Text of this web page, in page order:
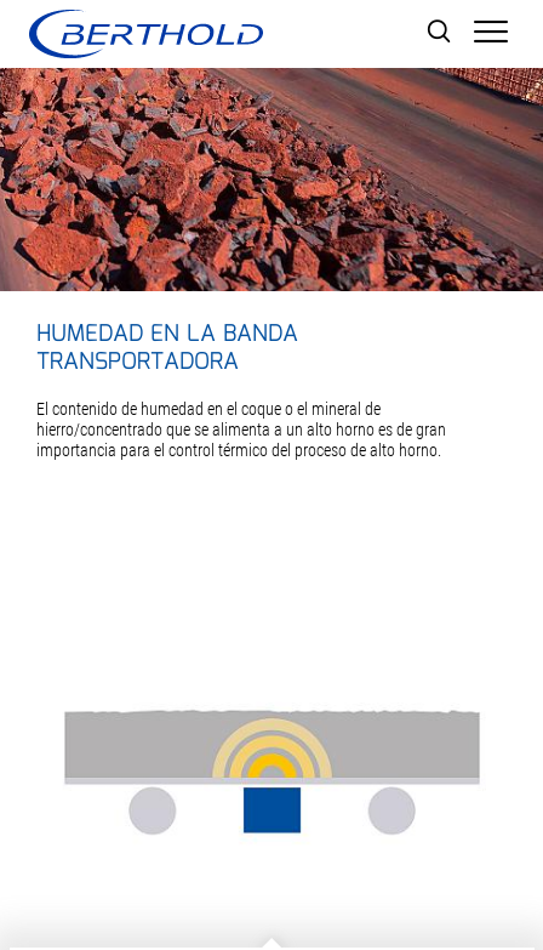
HUMEDAD EN LA BANDA
TRANSPORTADORA
El contenido de humedad en el coque o el mineral de
hierro/concentrado que se alimenta a un alto horno es de gran
importancia para el control térmico del proceso de alto horno.